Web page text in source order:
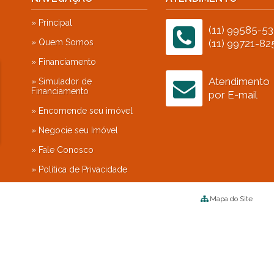
Portal da Colina (3)
Portal do Paraíso II (2)
Portal dos Imigrantes (1)
Practice Club House (1)
Quartier Les Residence (1)
Quinta das Paineiras (1)
Quinta do Lago (1)
Quinta do Pinhal (1)
» Principal
» Quem Somos
» Financiamento
» Simulador de
Financiamento
» Encomende seu imóvel
» Negocie seu Imóvel
» Fale Conosco
» Política de Privacidade
(11) 99585-
(11) 99721-
Atendimento
por E-mail
Mapa do Site